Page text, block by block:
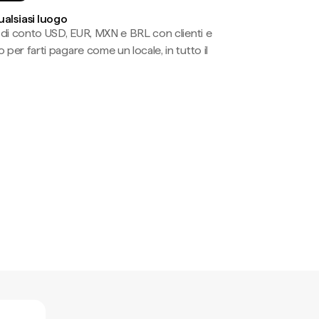
luogo
conto USD, EUR, MXN e BRL con clienti e
farti pagare come un locale, in tutto il